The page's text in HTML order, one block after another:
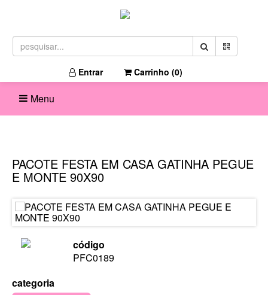
Entrar Carrinho (0)
Menu
PACOTE FESTA EM CASA GATINHA PEGUE
E MONTE 90X90
código
PFC0189
categoria